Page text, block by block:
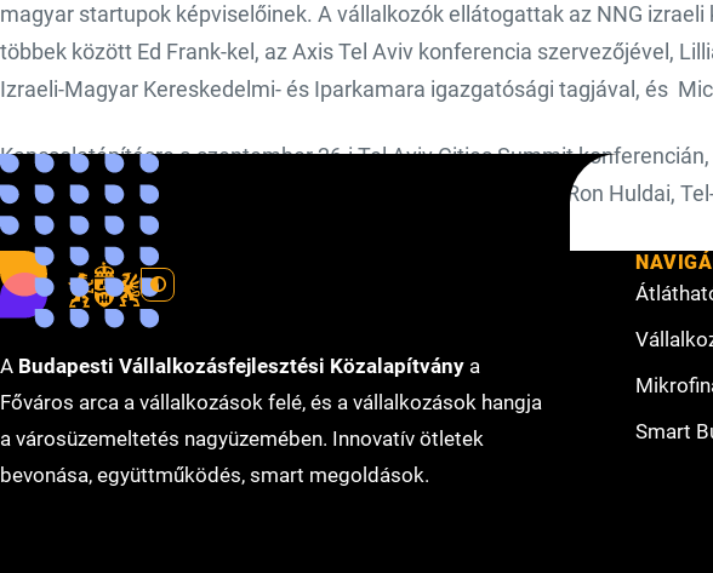
magyar startupok képviselőinek. A vállalkozók ellátogattak az NNG
többek között Ed Frank-kel, az Axis Tel Aviv konferencia szervezőjével,
Izraeli-Magyar Kereskedelmi- és Iparkamara igazgatósági tagjával, és
Kapcsolatépítésre a szeptember 26-i Tel Aviv Cities Summit konferencián,
Magyarország izraeli nagykövete által adott fogadáson, és Ron Huldai,
adott fogadáson is lehetőség nyílt.
A Budapesti Vállalkozásfejlesztési Közalapítvány a
Főváros arca a vállalkozások felé, és a vállalkozások hangja
a városüzemeltetés nagyüzemében. Innovatív ötletek
bevonása, együttműködés, smart megoldások.
Smart